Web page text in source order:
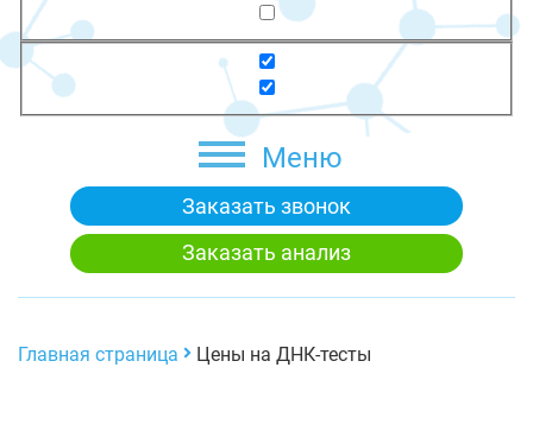
Меню
Заказать звонок
Заказать анализ
Главная страница Цены на ДНК-тесты